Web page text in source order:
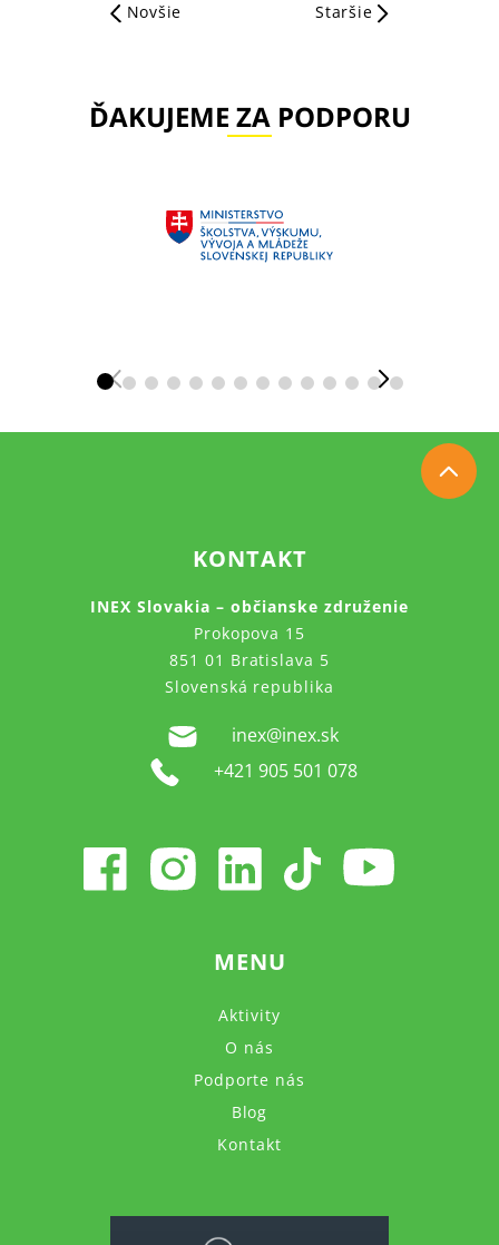
Novšie Staršie
ĎAKUJEME ZA PODPORU
KONTAKT
INEX Slovakia – občianske združenie
Prokopova 15
851 01 Bratislava 5
Slovenská republika
inex@inex.sk
+421 905 501 078
MENU
Aktivity
O nás
Podporte nás
Blog
Kontakt